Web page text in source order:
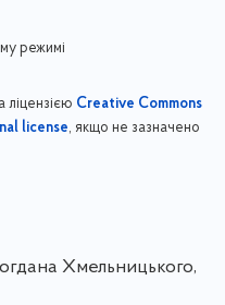
режимі
ліцензією Creative Commons
license, якщо не зазначено
Хмельницького,